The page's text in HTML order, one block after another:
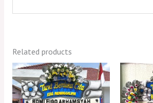
Related products